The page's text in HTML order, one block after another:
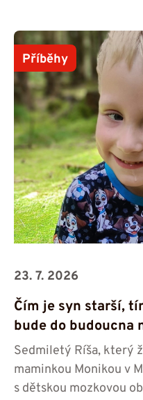
Příběhy
23. 7. 2026
Čím je syn starší,
bude do budoucna
Sedmiletý Ríša, který
maminkou Monikou v
s dětskou mozkovou